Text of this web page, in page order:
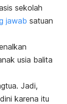
sekolah
jawab satuan
usia balita
Jadi,
karena itu